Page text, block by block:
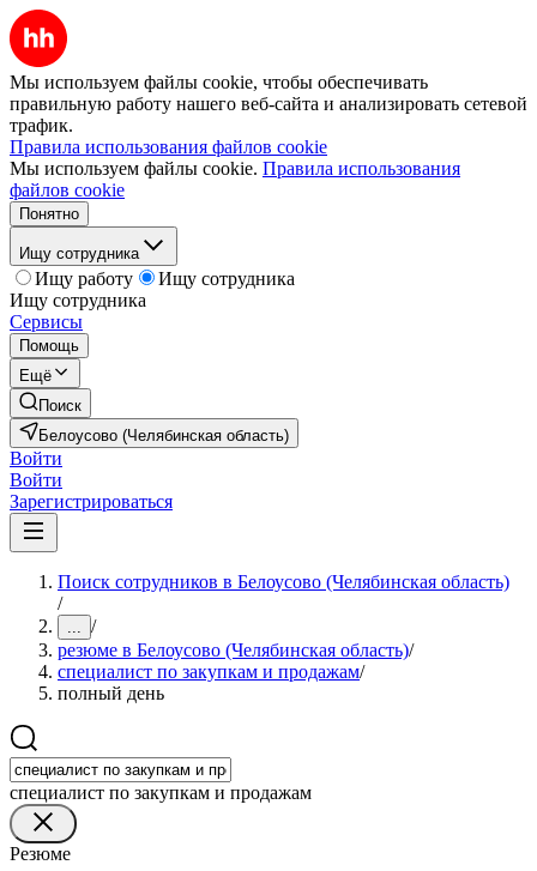
Мы используем файлы cookie, чтобы обеспечивать
правильную работу нашего веб-сайта и анализировать сетевой
трафик.
Правила использования файлов cookie
Мы используем файлы cookie. Правила использования
файлов cookie
Понятно
Ищу сотрудника
Ищу работу
Ищу сотрудника
Ищу сотрудника
Сервисы
Помощь
Ещё
Поиск
Белоусово (Челябинская область)
Войти
Войти
Зарегистрироваться
Поиск сотрудников в Белоусово (Челябинская область)
/
... /
резюме в Белоусово (Челябинская область)/
специалист по закупкам и продажам/
полный день
специалист по закупкам и продажам
Резюме